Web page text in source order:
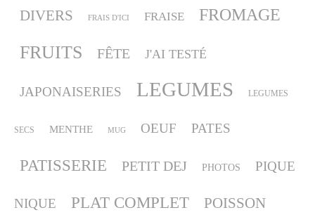
DIVERS FRAIS D'ICI FRAISE FROMAGE
FRUITS FÊTE J'AI TESTÉ
JAPONAISERIES LEGUMES LEGUMES
SECS MENTHE MUG OEUF PATES
PATISSERIE PETIT DEJ PHOTOS PIQUE
NIQUE PLAT COMPLET POISSON